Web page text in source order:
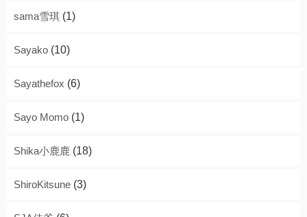
sama雪琪 (1)
Sayako (10)
Sayathefox (6)
Sayo Momo (1)
Shika小鹿鹿 (18)
ShiroKitsune (3)